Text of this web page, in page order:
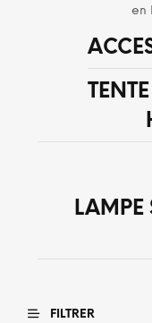
en
LAMPE
FILTRER